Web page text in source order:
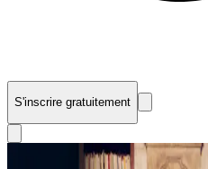
S'inscrire gratuitement